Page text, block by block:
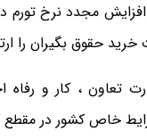
مجدد نرخ تورم
خرید حقوق بگیران را
تعاون ، کار و
خاص کشور در مقطع